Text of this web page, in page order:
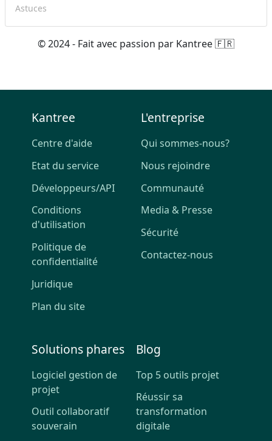
Astuces
© 2024 - Fait avec passion par Kantree 🇫🇷
Kantree
Centre d'aide
Etat du service
Développeurs/API
Conditions
d'utilisation
Politique de
confidentialité
Juridique
Plan du site
L'entreprise
Qui sommes-nous?
Nous rejoindre
Communauté
Media & Presse
Sécurité
Contactez-nous
Solutions phares
Logiciel gestion de
projet
Outil collaboratif
souverain
Blog
Top 5 outils projet
Réussir sa
transformation
digitale